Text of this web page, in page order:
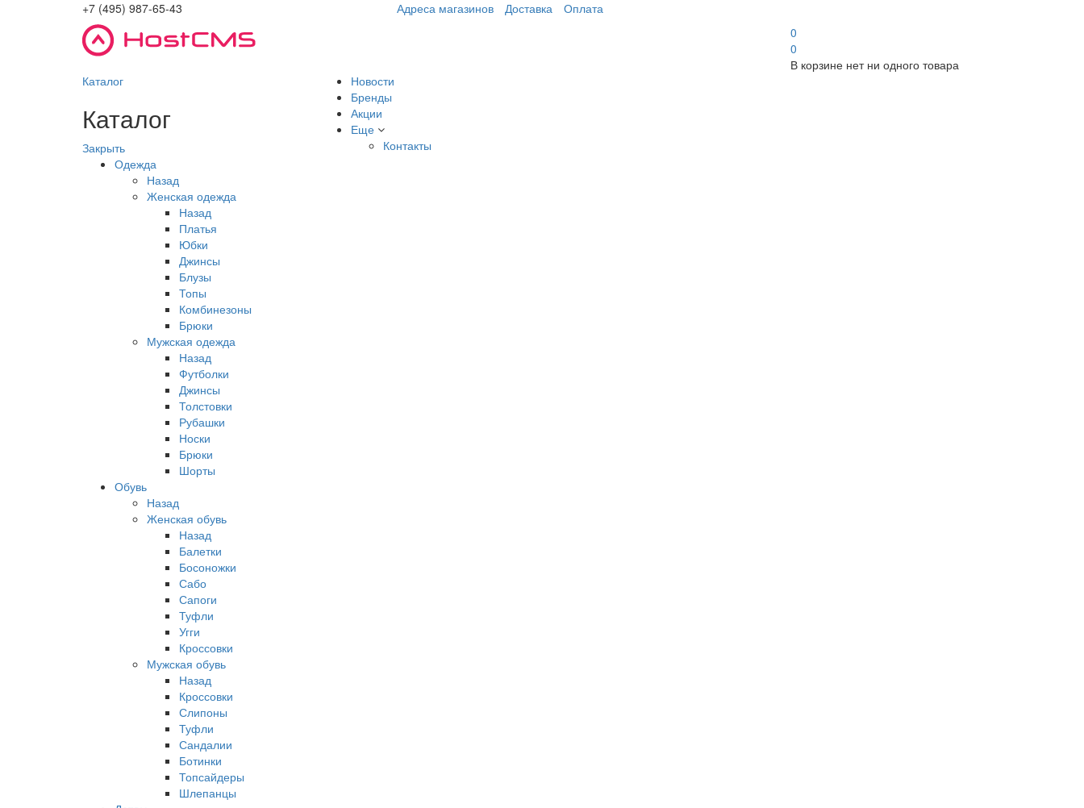
+7 (495) 987-65-43 Адреса магазинов Доставка
Оплата
0
0
В корзине нет ни одного товара
Каталог
Каталог
Закрыть
Одежда
Назад
Женская одежда
Назад
Платья
Юбки
Джинсы
Блузы
Топы
Комбинезоны
Брюки
Мужская одежда
Назад
Футболки
Джинсы
Толстовки
Рубашки
Носки
Брюки
Шорты
Обувь
Назад
Женская обувь
Назад
Балетки
Босоножки
Сабо
Сапоги
Туфли
Угги
Кроссовки
Мужская обувь
Назад
Кроссовки
Слипоны
Туфли
Сандалии
Ботинки
Топсайдеры
Шлепанцы
Новости
Бренды
Акции
Еще
Контакты